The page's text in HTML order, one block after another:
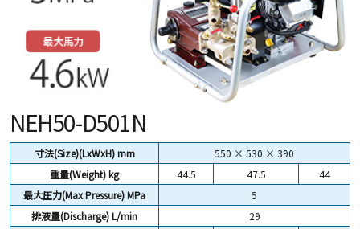
NEH50-D501N
寸法(Size)(LxWxH) mm
550 × 530 × 390
重量(Weight) kg
44.5 47.5
44
最大圧力(Max Pressure) MPa
5
排液量(Discharge) L/min
29